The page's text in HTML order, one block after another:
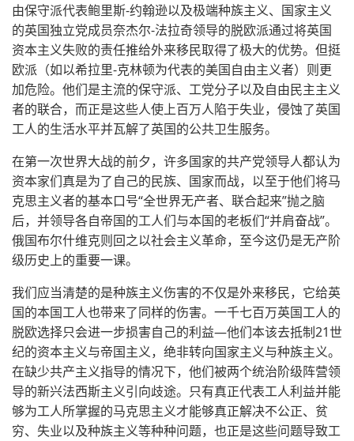
由保守派代表鲍里斯-约翰逊以及极端种族主义、国家主义
的英国独立党成员奈杰尔-法拉奇领导的脱欧派通过将英国
资本主义失败的责任推给外来移民取得了极大的优势。但挺
欧派（如以希拉里-克林顿为代表的美国自由主义者）则更
加危险。他们是主流的保守派、工党分子以及自由民主主义
者的联合，而正是这些人使上百万人陷于失业，侵蚀了英国
工人的生活水平并瓦解了英国的公共卫生服务。
在第一次世界大战的前夕，许多国家的共产党领导人都认为
资本家们真是为了自己的民族、国家而战，以至于他们将马
克思主义者的基本口号“全世界无产者、联合起来”抛之脑
后，并领导各自帝国的工人们与本国的老板们“并肩奋战”。
俄国布尔什维克则回之以社会主义革命，至今这仍是无产阶
级历史上的重要一课。
我们应当清楚的是种族主义伤害的不仅是外来移民，它给英
国的本国工人也带来了同样的伤害。一千七百万英国工人的
脱欧选择只会进一步损害自己的利益—他们本该去抵制21世
纪的资本主义与帝国主义，绝非转向国家主义与种族主义。
在缺少共产主义指导的情况下，他们被两个统治阶级阵营领
导的新兴法西斯主义引向歧途。只有真正代表工人利益并能
够为工人所掌握的马克思主义才能够真正解决不公正、贫
穷、失业以及种族主义等种种问题，也正是这些问题导致工